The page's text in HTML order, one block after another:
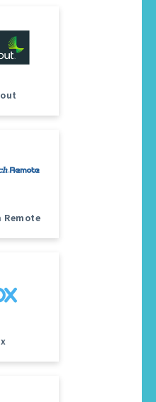
Remote